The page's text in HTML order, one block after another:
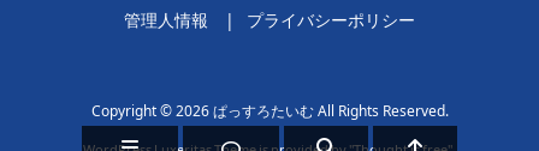
管理人情報 プライバシーポリシー
Copyright ©2026 ぱっすろたいむAll Rights Reserved.